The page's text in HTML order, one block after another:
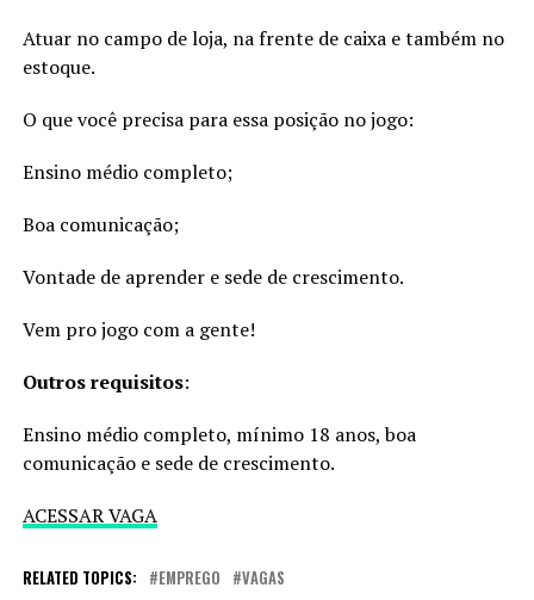
Atuar no campo de loja, na frente de caixa e também no
estoque.
O que você precisa para essa posição no jogo:
Ensino médio completo;
Boa comunicação;
Vontade de aprender e sede de crescimento.
Vem pro jogo com a gente!
Outros requisitos:
Ensino médio completo, mínimo 18 anos, boa
comunicação e sede de crescimento.
ACESSAR VAGA
RELATED TOPICS: EMPREGO VAGAS